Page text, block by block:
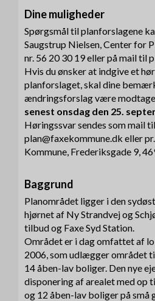
Dine muligheder
Spørgsmål til planforslagene
Saugstrup Nielsen, Center for
nr. 56 20 30 19 eller på mail til
Hvis du ønsker at indgive et
planforslaget, skal dine
ændringsforslag være
senest onsdag den 25.
Høringssvar sendes som mail til
plan@faxekommune.dk eller
Kommune, Frederiksgade 9,
Baggrund
Planområdet ligger i den
hjørnet af Ny Strandvej og
tilbud og Faxe Syd Station.
Området er i dag omfattet af
2006, som udlægger området
14 åben-lav boliger. Den nye
disponering af arealet med
og 12 åben-lav boliger på små